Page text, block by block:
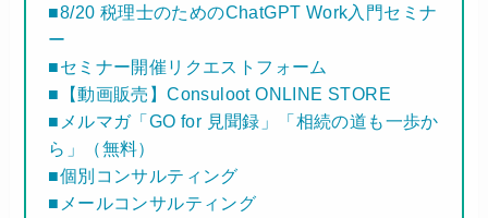
■8/20 税理士のためのChatGPT Work入門セミナ
ー
■セミナー開催リクエストフォーム
■【動画販売】Consuloot ONLINE STORE
■メルマガ「GO for 見聞録」「相続の道も一歩か
ら」（無料）
■個別コンサルティング
■メールコンサルティング